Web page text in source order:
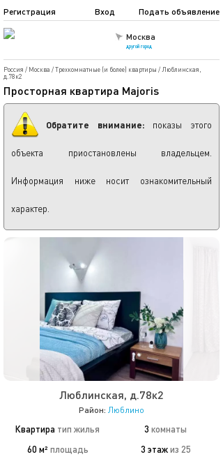
Москва
другой город
Подать объявление
Регистрация Вход
Россия / Москва /Трехкомнатные (и более) квартиры / Люблинская,
д.78к2
Просторная квартира Majoris
Обратите внимание: показы этого
объекта приостановлены владельцем.
Информация ниже носит ознакомительный
характер.
Люблинская, д.78к2
Район: Люблино
Квартира тип жилья 3 комнаты
60 м² площадь 3 этаж из 25